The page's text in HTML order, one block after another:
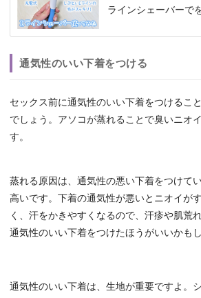
ラインシェーバーで
通気性のいい下着をつける
セックス前に通気性のいい下着をつけるこ
でしょう。アソコが蒸れることで臭いニオ
す。
蒸れる原因は、通気性の悪い下着をつけて
高いです。下着の通気性が悪いとニオイが
く、汗をかきやすくなるので、汗疹や肌荒
通気性のいい下着をつけたほうがいいかもし
通気性のいい下着は、生地が重要ですよ。